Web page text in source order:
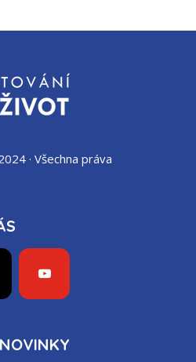
· Všechna práva